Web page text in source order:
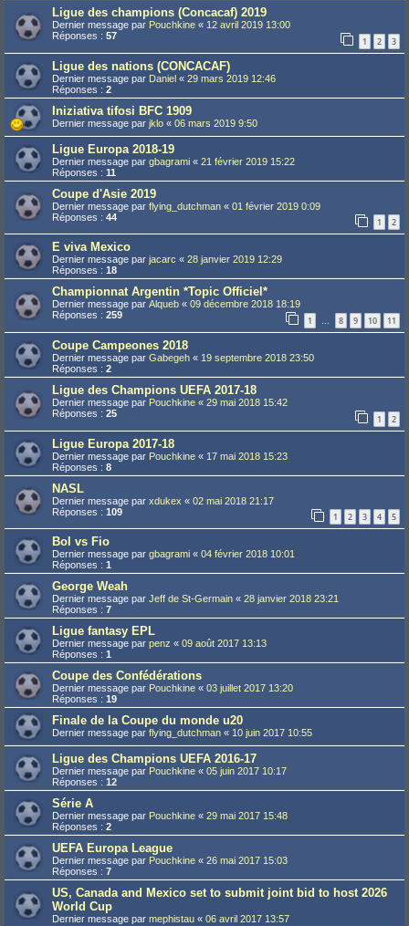
Ligue des champions (Concacaf) 2019
Dernier message par Pouchkine « 12 avril 2019 13:00
Réponses : 57 1 2 3
Ligue des nations (CONCACAF)
Dernier message par Daniel « 29 mars 2019 12:46
Réponses : 2
Iniziativa tifosi BFC 1909
Dernier message par jklo « 06 mars 2019 9:50
Ligue Europa 2018-19
Dernier message par gbagrami « 21 février 2019 15:22
Réponses : 11
Coupe d'Asie 2019
Dernier message par flying_dutchman « 01 février 2019 0:09
Réponses : 44 1 2
E viva Mexico
Dernier message par jacarc « 28 janvier 2019 12:29
Réponses : 18
Championnat Argentin *Topic Officiel*
Dernier message par Alqueb « 09 décembre 2018 18:19
Réponses : 259 1 … 8 9 10 11
Coupe Campeones 2018
Dernier message par Gabegeh « 19 septembre 2018 23:50
Réponses : 2
Ligue des Champions UEFA 2017-18
Dernier message par Pouchkine « 29 mai 2018 15:42
Réponses : 25 1 2
Ligue Europa 2017-18
Dernier message par Pouchkine « 17 mai 2018 15:23
Réponses : 8
NASL
Dernier message par xdukex « 02 mai 2018 21:17
Réponses : 109 1 2 3 4 5
Bol vs Fio
Dernier message par gbagrami « 04 février 2018 10:01
Réponses : 1
George Weah
Dernier message par Jeff de St-Germain « 28 janvier 2018 23:21
Réponses : 7
Ligue fantasy EPL
Dernier message par penz « 09 août 2017 13:13
Réponses : 1
Coupe des Confédérations
Dernier message par Pouchkine « 03 juillet 2017 13:20
Réponses : 19
Finale de la Coupe du monde u20
Dernier message par flying_dutchman « 10 juin 2017 10:55
Ligue des Champions UEFA 2016-17
Dernier message par Pouchkine « 05 juin 2017 10:17
Réponses : 12
Série A
Dernier message par Pouchkine « 29 mai 2017 15:48
Réponses : 2
UEFA Europa League
Dernier message par Pouchkine « 26 mai 2017 15:03
Réponses : 7
US, Canada and Mexico set to submit joint bid to host 2026
World Cup
Dernier message par mephistau « 06 avril 2017 13:57